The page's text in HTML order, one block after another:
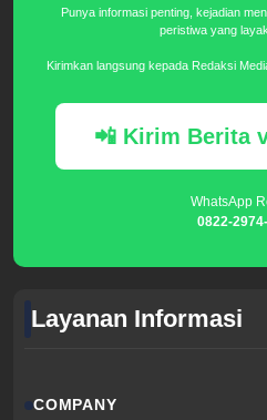
Punya informasi penting, kejadian
peristiwa yang
Kirimkan langsung kepada Redaksi
📲 Kirim Berita
WhatsApp
0822-
Layanan Informasi
COMPANY